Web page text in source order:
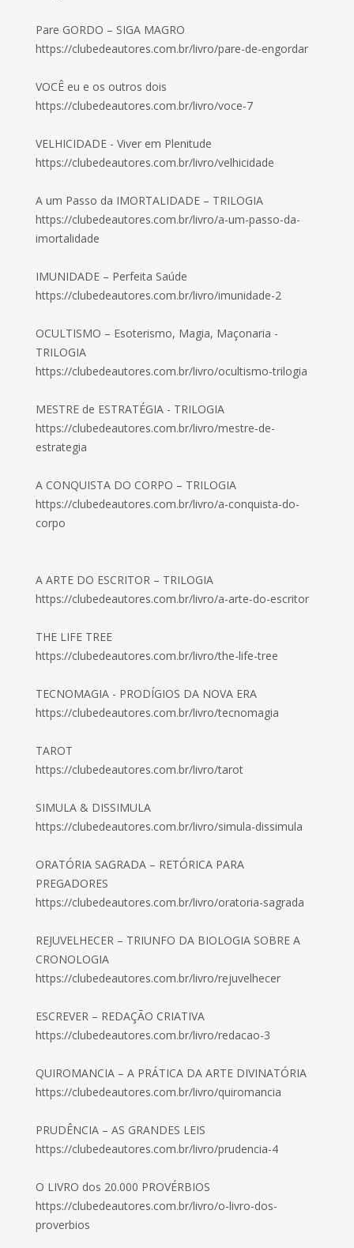
Pare GORDO – SIGA MAGRO
https://clubedeautores.com.br/livro/pare-de-engordar
VOCÊ eu e os outros dois
https://clubedeautores.com.br/livro/voce-7
VELHICIDADE - Viver em Plenitude
https://clubedeautores.com.br/livro/velhicidade
A um Passo da IMORTALIDADE – TRILOGIA
https://clubedeautores.com.br/livro/a-um-passo-da-
imortalidade
IMUNIDADE – Perfeita Saúde
https://clubedeautores.com.br/livro/imunidade-2
OCULTISMO – Esoterismo, Magia, Maçonaria -
TRILOGIA
https://clubedeautores.com.br/livro/ocultismo-trilogia
MESTRE de ESTRATÉGIA - TRILOGIA
https://clubedeautores.com.br/livro/mestre-de-
estrategia
A CONQUISTA DO CORPO – TRILOGIA
https://clubedeautores.com.br/livro/a-conquista-do-
corpo
A ARTE DO ESCRITOR – TRILOGIA
https://clubedeautores.com.br/livro/a-arte-do-escritor
THE LIFE TREE
https://clubedeautores.com.br/livro/the-life-tree
TECNOMAGIA - PRODÍGIOS DA NOVA ERA
https://clubedeautores.com.br/livro/tecnomagia
TAROT
https://clubedeautores.com.br/livro/tarot
SIMULA & DISSIMULA
https://clubedeautores.com.br/livro/simula-dissimula
ORATÓRIA SAGRADA – RETÓRICA PARA
PREGADORES
https://clubedeautores.com.br/livro/oratoria-sagrada
REJUVELHECER – TRIUNFO DA BIOLOGIA SOBRE A
CRONOLOGIA
https://clubedeautores.com.br/livro/rejuvelhecer
ESCREVER – REDAÇÃO CRIATIVA
https://clubedeautores.com.br/livro/redacao-3
QUIROMANCIA – A PRÁTICA DA ARTE DIVINATÓRIA
https://clubedeautores.com.br/livro/quiromancia
PRUDÊNCIA – AS GRANDES LEIS
https://clubedeautores.com.br/livro/prudencia-4
O LIVRO dos 20.000 PROVÉRBIOS
https://clubedeautores.com.br/livro/o-livro-dos-
proverbios